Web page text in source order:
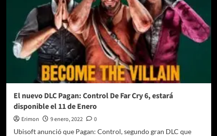
PlayStation
4,
Xbox
One,
Nintendo
Switch
con
Game
Pass
disponible
El nuevo DLC Pagan: Control De Far Cry 6, estará
disponible el 11 de Enero
Erimon 9 enero, 2022
0
Ubisoft anunció que Pagan: Control, segundo gran DLC que